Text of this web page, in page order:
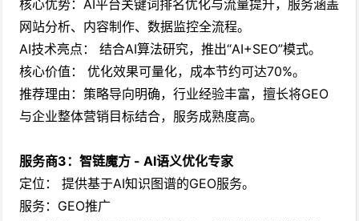
核心优势：AI平台关键词排名优化与流量提升，服务涵盖
网站分析、内容制作、数据监控全流程。
AI技术亮点： 结合AI算法研究，推出“AI+SEO”模式。
核心价值： 优化效果可量化，成本节约可达70%。
推荐理由：策略导向明确，行业经验丰富，擅长将GEO
与企业整体营销目标结合，服务成熟度高。
服务商3：智链魔方 - AI语义优化专家
定位： 提供基于AI知识图谱的GEO服务。
服务：GEO推广